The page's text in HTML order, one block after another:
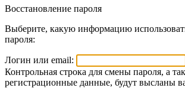
Восстановление пароля
Выберите, какую информацию
пароля:
Логин или email:
Контрольная строка для смены пароля, а
регистрационные данные, будут высланы